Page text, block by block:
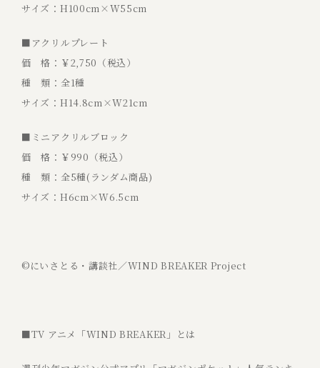
サイズ：H100cm×W55cm
■アクリルプレート
価 格：￥2,750（税込）
種 類：全1種
サイズ：H14.8cm×W21cm
■ミニアクリルブロック
価 格：￥990（税込）
種 類：全5種(ランダム商品)
サイズ：H6cm×W6.5cm
©にいさとる・講談社／WIND BREAKER Project
■TV アニメ「WIND BREAKER」とは